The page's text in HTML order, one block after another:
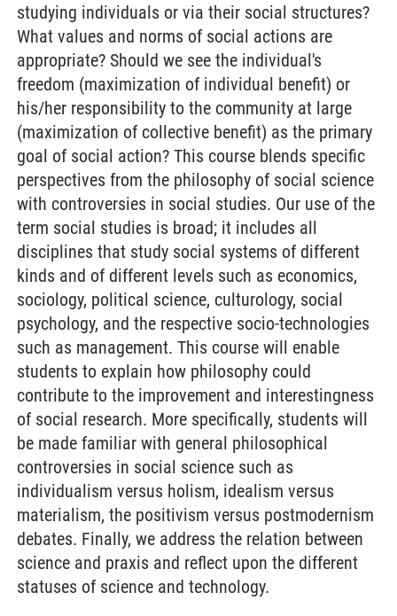
studying individuals or via their social structures?
What values and norms of social actions are
appropriate? Should we see the individual's
freedom (maximization of individual benefit) or
his/her responsibility to the community at large
(maximization of collective benefit) as the primary
goal of social action? This course blends specific
perspectives from the philosophy of social science
with controversies in social studies. Our use of the
term social studies is broad; it includes all
disciplines that study social systems of different
kinds and of different levels such as economics,
sociology, political science, culturology, social
psychology, and the respective socio-technologies
such as management. This course will enable
students to explain how philosophy could
contribute to the improvement and interestingness
of social research. More specifically, students will
be made familiar with general philosophical
controversies in social science such as
individualism versus holism, idealism versus
materialism, the positivism versus postmodernism
debates. Finally, we address the relation between
science and praxis and reflect upon the different
statuses of science and technology.